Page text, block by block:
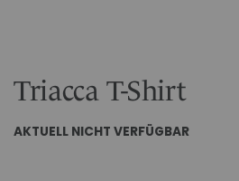
Triacca T-Shirt
AKTUELL NICHT VERFÜGBAR
springen